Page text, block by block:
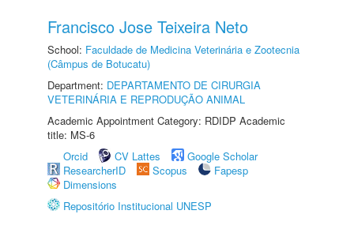
Francisco Jose Teixeira Neto
School: Faculdade de Medicina Veterinária e Zootecnia
(Câmpus de Botucatu)
Department: DEPARTAMENTO DE CIRURGIA
VETERINÁRIA E REPRODUÇÃO ANIMAL
Academic Appointment Category: RDIDP Academic
title: MS-6
Orcid
CV Lattes
Google Scholar
ResearcherID
Scopus
Fapesp
Dimensions
Repositório Institucional UNESP